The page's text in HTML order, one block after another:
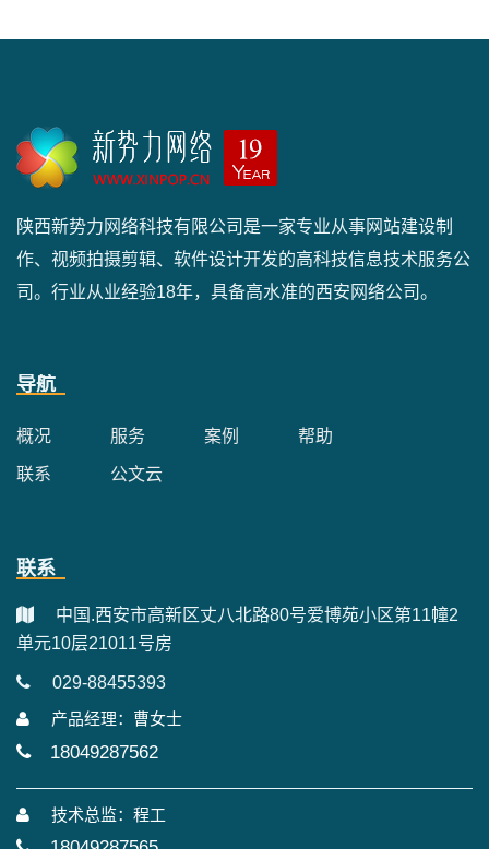
陕西新势力网络科技有限公司是一家专业从事网站建设制
作、视频拍摄剪辑、软件设计开发的高科技信息技术服务公
司。行业从业经验18年，具备高水准的西安网络公司。
导航
概况 服务 案例 帮助
联系 公文云
联系
中国.西安市高新区丈八北路80号爱博苑小区第11幢2
单元10层21011号房
029-88455393
产品经理：曹女士
18049287562
技术总监：程工